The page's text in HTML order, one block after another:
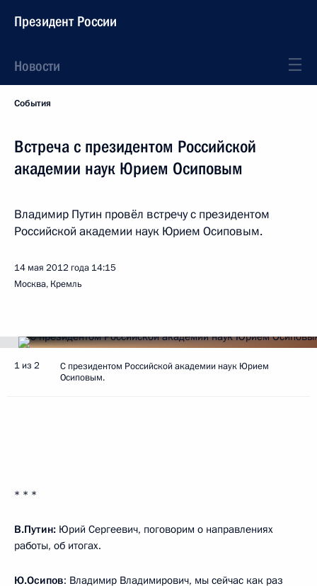
Президент России
Новости
События
Встреча с президентом Российской
академии наук Юрием Осиповым
Владимир Путин провёл встречу с президентом
Российской академии наук Юрием Осиповым.
14 мая 2012 года 14:15
Москва, Кремль
1 из 2
С президентом Российской академии наук Юрием
Осиповым.
* * *
В.Путин: Юрий Сергеевич, поговорим о направлениях
работы, об итогах.
Ю.Осипов: Владимир Владимирович, мы сейчас как раз